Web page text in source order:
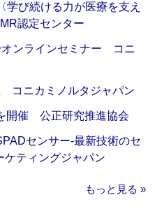
学び続ける力が医療を支え
認定センター
オンラインセミナー コニ
コニカミノルタジャパン
開催 公正研究推進協会
センサー‐最新技術のセ
ティングジャパン
もっと見る »